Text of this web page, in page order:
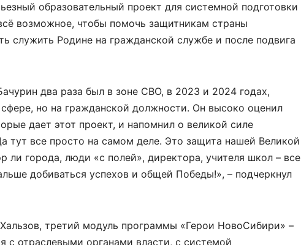
образовательный проект для системной подготовки
возможное, чтобы помочь защитникам страны
служить Родине на гражданской службе и после подвига
два раза был в зоне СВО, в 2023 и 2024 годах,
но на гражданской должности. Он высоко оценил
дает этот проект, и напомнил о великой силе
тут все просто на самом деле. Это защита нашей Великой
города, люди «с полей», директора, учителя школ – все
добиваться успехов и общей Победы!», – подчеркнул
третий модуль программы «Герои НовоСибири» –
с отраслевыми органами власти, с системой